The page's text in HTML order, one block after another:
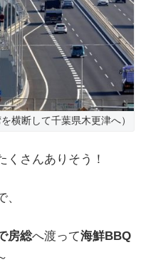
横断して千葉県木更津へ）
くさんありそう！
房総へ渡って海鮮BBQ